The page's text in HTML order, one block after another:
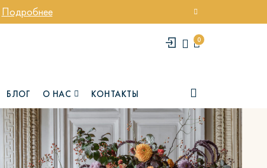
Подробнее
0
БЛОГ О НАС КОНТАКТЫ